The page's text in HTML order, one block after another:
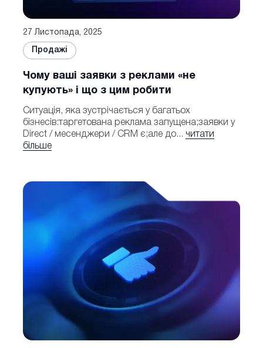
27 Листопада, 2025
Продажі
Чому ваші заявки з реклами «не
купують» і що з цим робити
Ситуація, яка зустрічається у багатьох
бізнесів:таргетована реклама запущена;заявки у
Direct / месенджери / CRM є;але до... читати
більше